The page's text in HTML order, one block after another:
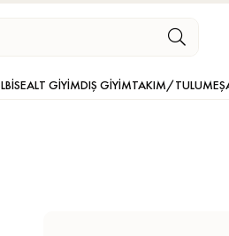
ALT GİYİMDIŞ GİYİMTAKIM/TULUM